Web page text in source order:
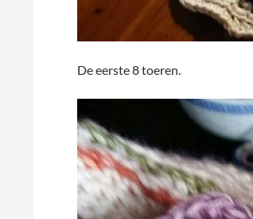
De eerste 8 toeren.